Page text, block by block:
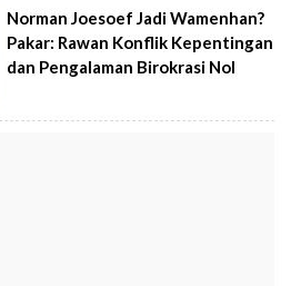
Norman Joesoef Jadi Wamenhan?
Pakar: Rawan Konflik Kepentingan
dan Pengalaman Birokrasi Nol